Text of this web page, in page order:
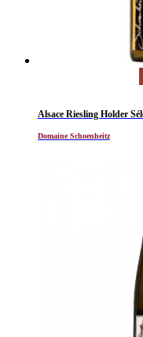
Alsace Riesling Holder
Domaine Schoenheitz